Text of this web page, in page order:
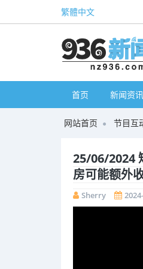
繁體中文
首页 新闻资讯
网站首页 节目互
25/06/2024
房可能额外
Sherry